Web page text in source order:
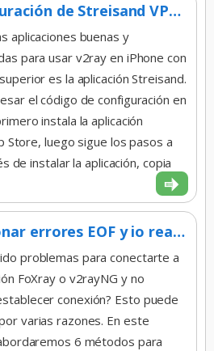
Configuración de Streisand VPN para iPhone
aplicaciones buenas y
para usar v2ray en iPhone con
es la aplicación Streisand.
el código de configuración en
instala la aplicación
Store, luego sigue los pasos a
de instalar la aplicación, copia
Solucionar errores EOF y io read/write en v2rayNG
problemas para conectarte a
FoXray o v2rayNG y no
conexión? Esto puede
varias razones. En este
6 métodos para